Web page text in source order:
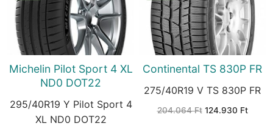
Michelin Pilot Sport 4 XL
ND0 DOT22
295/40R19 Y Pilot Sport 4
XL ND0 DOT22
Continental TS 830P FR
275/40R19 V TS 830P FR
204.064Ft Original
124.930 Ft